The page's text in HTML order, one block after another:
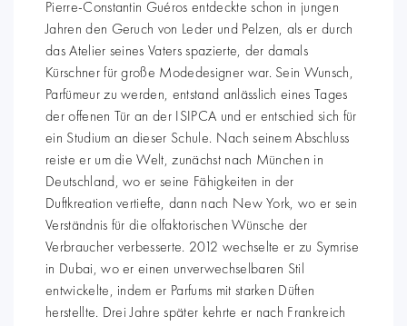
Pierre-Constantin Guéros entdeckte schon in jungen
Jahren den Geruch von Leder und Pelzen, als er durch
das Atelier seines Vaters spazierte, der damals
Kürschner für große Modedesigner war. Sein Wunsch,
Parfümeur zu werden, entstand anlässlich eines Tages
der offenen Tür an der ISIPCA und er entschied sich für
ein Studium an dieser Schule. Nach seinem Abschluss
reiste er um die Welt, zunächst nach München in
Deutschland, wo er seine Fähigkeiten in der
Duftkreation vertiefte, dann nach New York, wo er sein
Verständnis für die olfaktorischen Wünsche der
Verbraucher verbesserte. 2012 wechselte er zu Symrise
in Dubai, wo er einen unverwechselbaren Stil
entwickelte, indem er Parfums mit starken Düften
herstellte. Drei Jahre später kehrte er nach Frankreich